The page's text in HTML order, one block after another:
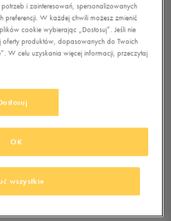
otrzymasz od nas powiadomienie.
i zainteresowań, spersonalizowanych
preferencji. W każdej chwili możesz zmienić
cookie wybierając „Dostosuj”. Jeśli nie
oferty produktów, dopasowanych do Twoich
W celu uzyskania więcej informacji, przeczytaj
wszystkie
OK